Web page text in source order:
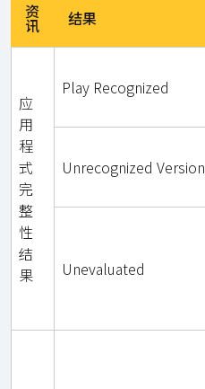
资
讯 结果
应
用
程
式
完
整
性
结
果
Play Recognized
Unrecognized Version
Unevaluated